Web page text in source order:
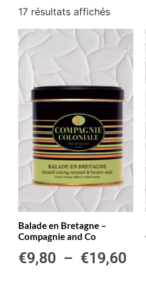
17 résultats affichés
Balade en Bretagne –
Compagnie and Co
€9,80 – €19,60